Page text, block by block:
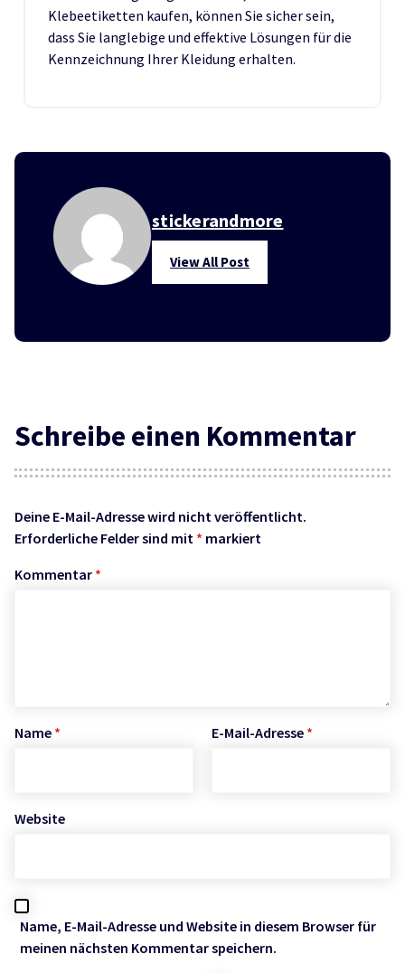
Klebeetiketten kaufen, können Sie sicher sein,
dass Sie langlebige und effektive Lösungen für die
Kennzeichnung Ihrer Kleidung erhalten.
stickerandmore
View All Post
Schreibe einen Kommentar
Deine E-Mail-Adresse wird nicht veröffentlicht.
Erforderliche Felder sind mit * markiert
Kommentar *
Name * E-Mail-Adresse *
Website
Name, E-Mail-Adresse und Website in diesem Browser für
meinen nächsten Kommentar speichern.